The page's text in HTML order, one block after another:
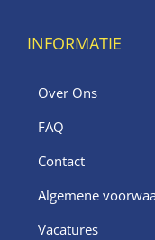
INFORMATIE
Over Ons
FAQ
Contact
Algemene
Vacatures